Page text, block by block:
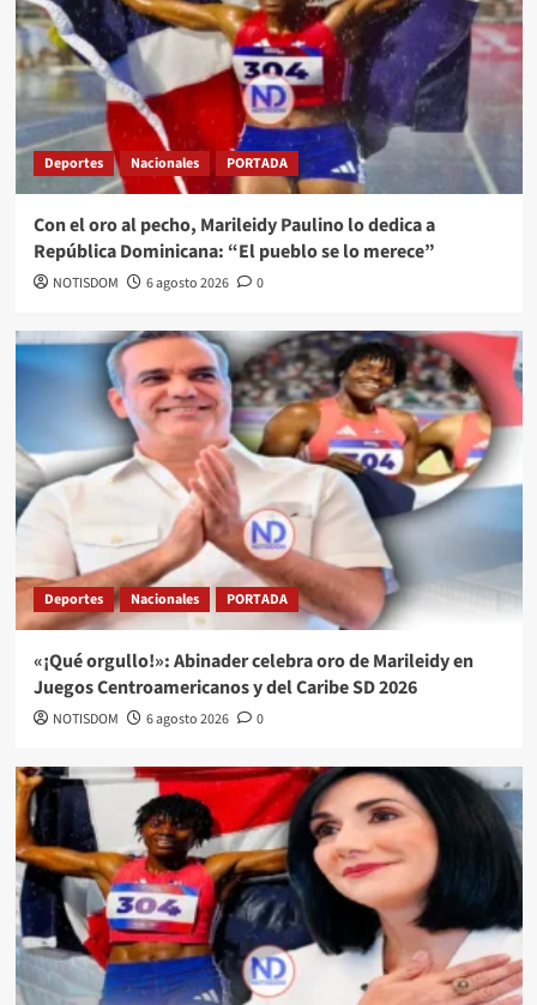
Deportes Nacionales PORTADA
Con el oro al pecho, Marileidy Paulino lo dedica a
República Dominicana: “El pueblo se lo merece”
NOTISDOM 6 agosto 2026 0
Deportes Nacionales PORTADA
«¡Qué orgullo!»: Abinader celebra oro de Marileidy en
Juegos Centroamericanos y del Caribe SD 2026
NOTISDOM 6 agosto 2026 0